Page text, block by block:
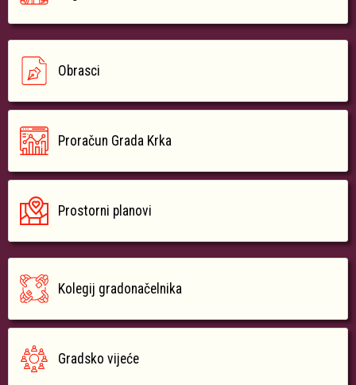
Obrasci
Proračun Grada Krka
Prostorni planovi
Kolegij gradonačelnika
Gradsko vijeće